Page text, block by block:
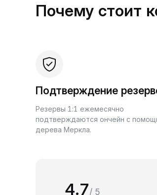
Почему стоит
Подтверждение
Резервы 1:1 ежемесячно
подтверждаются ончейн с
дерева Меркла.
4.7/ 5